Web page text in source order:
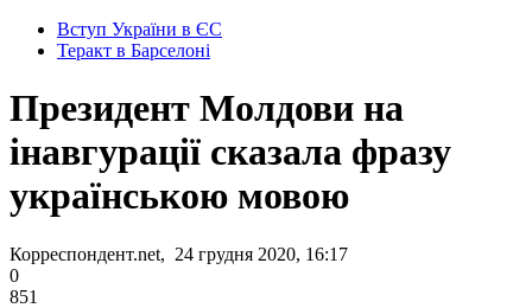
Вступ України в ЄС
Теракт в Барселоні
Президент Молдови на
інавгурації сказала фразу
українською мовою
Корреспондент.net, 24 грудня 2020, 16:17
0
851